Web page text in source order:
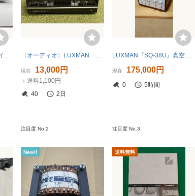
LUXMAN フォノイコライザー E-1 美品 〈オーディオ〉LUXMAN ラックスマン 真空管アンプ MQ68C 【中古/現状品/訳あり品】005564-④
現在 13,000円
＋送料1,100円
40
2日
注目度 No.2
LUXMAN『SQ-38U』真空管プリメインアンプ (修理要)ワンオーナー商品
現在 175,000円
0 5時間
注目度 No.3
New!! 送料無料